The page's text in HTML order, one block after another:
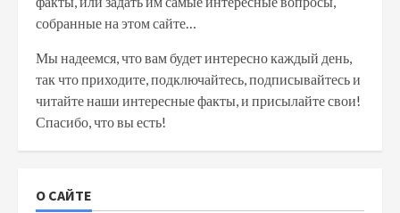
собранные на этом сайте…
Мы надеемся, что вам будет интересно каждый день,
так что приходите, подключайтесь, подписывайтесь и
читайте наши интересные факты, и присылайте свои!
Спасибо, что вы есть!
О САЙТЕ